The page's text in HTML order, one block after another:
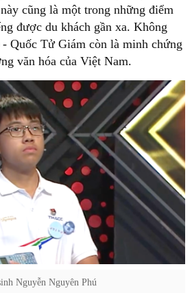
cũng là một trong những điểm
được du khách gần xa. Không
Quốc Tử Giám còn là minh chứng
văn hóa của Việt Nam.
Nguyễn Nguyên Phú